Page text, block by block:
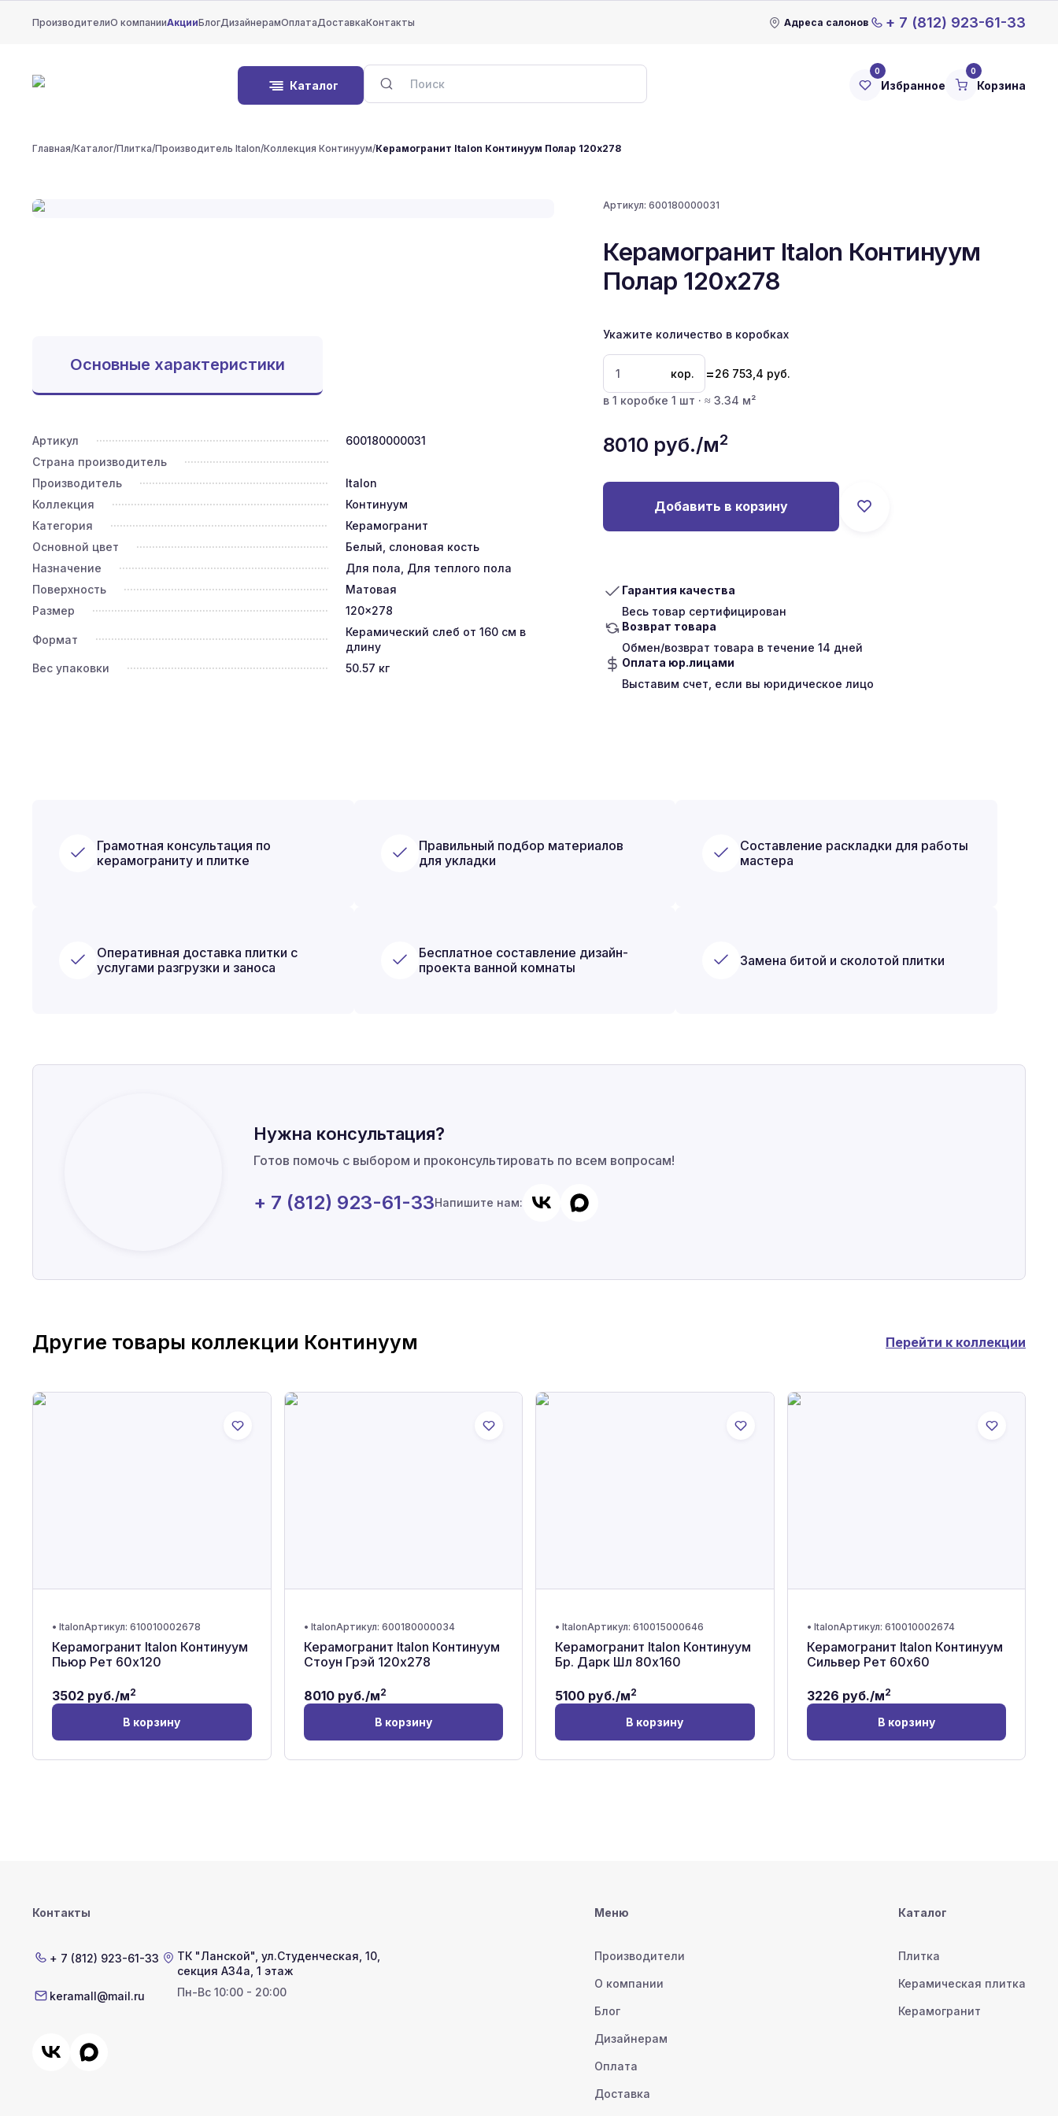
ПроизводителиО компанииАкцииБлогДизайнерамОплатаДоставкаКонтакты Адреса салонов + 7 (812) 923-61-33
Каталог
0
Избранное
0
Корзина
Главная/Каталог/Плитка/Производитель Italon/Коллекция Континуум/Керамогранит Italon Континуум Полар 120x278
Артикул:600180000031
Керамогранит Italon Континуум
Полар 120x278
Укажите количество в коробках
кор. =26 753,4 руб.
в 1 коробке 1 шт · ≈ 3.34 м²
8010 руб./м2
Добавить в корзину
Гарантия качества
Весь товар сертифицирован
Возврат товара
Обмен/возврат товара в течение 14 дней
Оплата юр.лицами
Выставим счет, если вы юридическое лицо
Основные характеристики
Артикул
600180000031
Страна производитель
Производитель
Italon
Коллекция
Континуум
Категория
Керамогранит
Основной цвет
Белый, слоновая кость
Назначение
Для пола, Для теплого пола
Поверхность
Матовая
Размер
120x278
Формат
Керамический слеб от 160 см в
длину
Вес упаковки
50.57 кг
Грамотная консультация по
керамограниту и плитке
Правильный подбор материалов
для укладки
Составление раскладки для работы
мастера
Оперативная доставка плитки с
услугами разгрузки и заноса
Бесплатное составление дизайн-
проекта ванной комнаты
Замена битой и сколотой плитки
Нужна консультация?
Готов помочь с выбором и проконсультировать по всем вопросам!
+ 7 (812) 923-61-33Напишите нам:
Другие товары коллекции Континуум Перейти к коллекции
• ItalonАртикул: 610010002678
Керамогранит Italon Континуум
Пьюр Рет 60x120
3502 руб./м2
В корзину
• ItalonАртикул: 600180000034
Керамогранит Italon Континуум
Стоун Грэй 120x278
8010руб./м2
В корзину
• ItalonАртикул: 610015000646
Керамогранит Italon Континуум
Бр. Дарк Шл 80x160
5100 руб./м2
В корзину
• ItalonАртикул: 610010002674
Керамогранит Italon Континуум
Сильвер Рет 60x60
3226 руб./м2
В корзину
Контакты
+ 7 (812) 923-61-33
keramall@mail.ru
ТК "Ланской" ул.Студенческая, 10,
секция А34а, 1 этаж
Пн-Вс 10:00 - 20:00
Меню
Производители
О компании
Блог
Дизайнерам
Оплата
Доставка
Каталог
Плитка
Керамическая плитка
Керамогранит